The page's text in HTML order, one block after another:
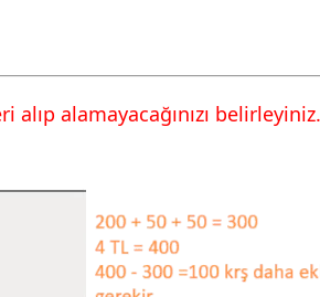
alamayacağınızı belirleyiniz.